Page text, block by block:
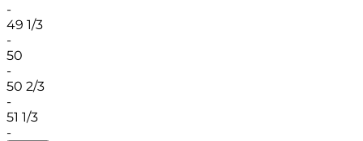
-
49 1/3
-
50
-
50 2/3
-
51 1/3
-